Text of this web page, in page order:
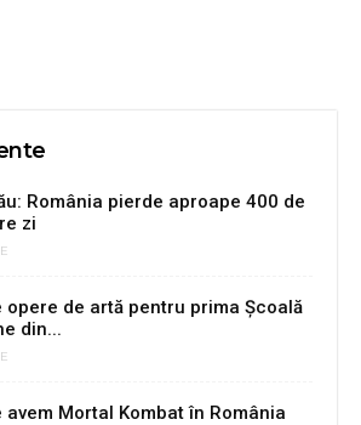
România pierde aproape 400 de
zi
opere de artă pentru prima Şcoală
din...
avem Mortal Kombat în România